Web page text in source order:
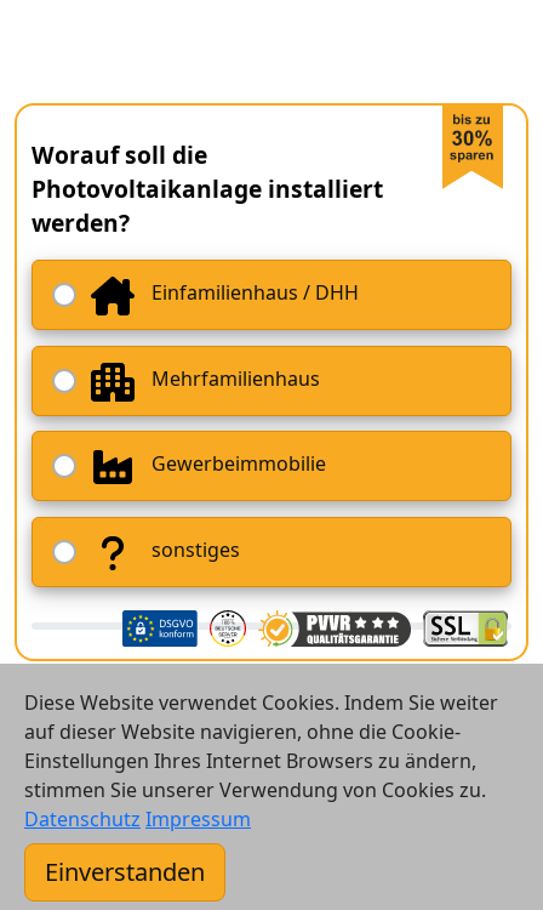
Worauf soll die
Photovoltaikanlage installiert
werden?
Einfamilienhaus / DHH
Mehrfamilienhaus
Gewerbeimmobilie
sonstiges
© 2026 Vergleichsrechner24 GmbH
Kontakt
Diese Website verwendet Cookies. Indem Sie weiter
auf dieser Website navigieren, ohne die Cookie-
Einstellungen Ihres Internet Browsers zu ändern,
stimmen Sie unserer Verwendung von Cookies zu.
Datenschutz Impressum
Einverstanden